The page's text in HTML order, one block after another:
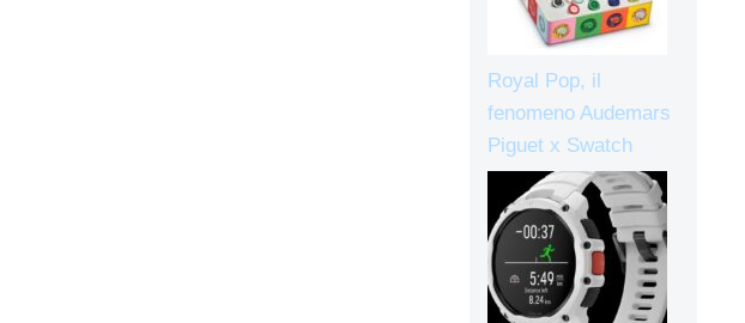
Royal Pop, il
fenomeno Audemars
Piguet x Swatch